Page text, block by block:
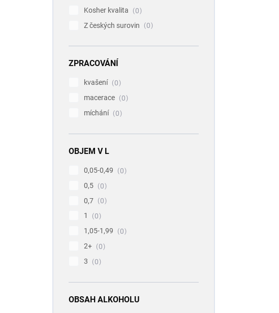
Kosher kvalita
0
Z českých surovin
0
ZPRACOVÁNÍ
kvašení
0
macerace
0
míchání
0
OBJEM V L
0,05-0,49
0
0,5
0
0,7
0
1
0
1,05-1,99
0
2+
0
3
0
OBSAH ALKOHOLU